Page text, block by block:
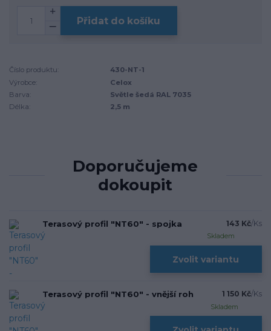
Přidat do košíku
Číslo produktu:
430-NT-1
Výrobce:
Celox
Barva:
Světle šedá RAL 7035
Délka:
2,5 m
Doporučujeme
dokoupit
Terasový profil "NT60" - spojka 143 Kč/Ks
Skladem
Zvolit variantu
Terasový profil "NT60" - vnější roh 1 150 Kč/Ks
Skladem